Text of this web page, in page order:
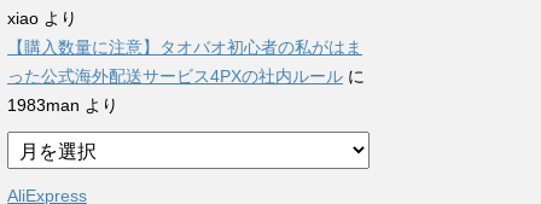
xiao より
【購入数量に注意】タオバオ初心者の私がはま
った公式海外配送サービス4PXの社内ルール に
1983man より
ア
ー
カ
AliExpress